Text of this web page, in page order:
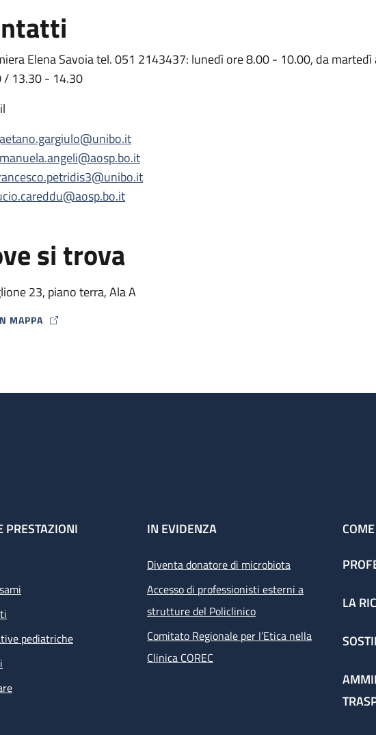
Elena Savoia tel. 051 2143437: lunedì ore 8.00 - 10.00, da
/ 13.30 - 14.30
si trova
23, piano terra, Ala A
MAPPA
PRESTAZIONI
pediatriche
IN EVIDENZA
Diventa donatore di microbiota
Accesso di professionisti esterni a
strutture del Policlinico
Comitato Regionale per l’Etica nella
Clinica COREC
LA